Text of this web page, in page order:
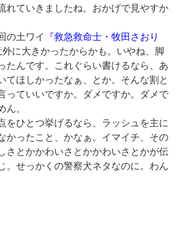
れていきましたね。おかげで見やすか
の土ワイ
『救急救命士・牧田さおり
に大きかったからかも。いやね、脚
たんです。これぐらい書けるなら、あ
てほしかったなぁ、とか。そんな割と
っていいですか。ダメですか。ダメで
ん。
をひとつ挙げるなら、ラッシュを主に
かったこと、かなぁ。イマイチ、その
さとかかわいさとかかわいさとかが伝
。せっかくの警察犬ネタなのに。わん